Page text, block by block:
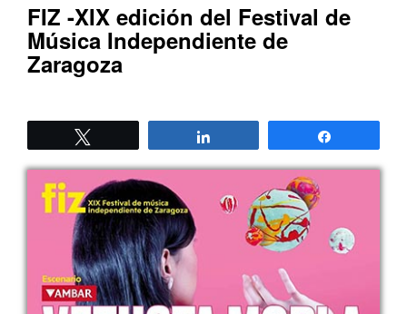
FIZ -XIX edición del Festival de
Música Independiente de
Zaragoza